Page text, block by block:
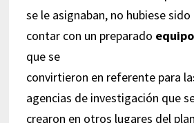
se le asignaban, no hubiese
contar con un preparado
que se
convirtieron en referente para
agencias de investigación que
crearon en otros lugares del